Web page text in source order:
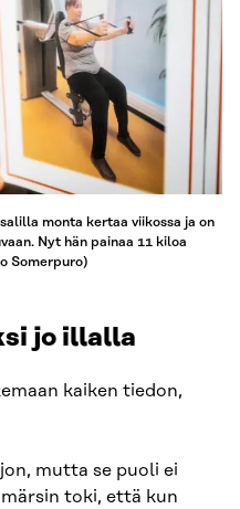
monta kertaa viikossa ja on
Nyt hän painaa 11 kiloa
Somerpuro)
jo illalla
kaiken tiedon,
mutta se puoli ei
toki, että kun